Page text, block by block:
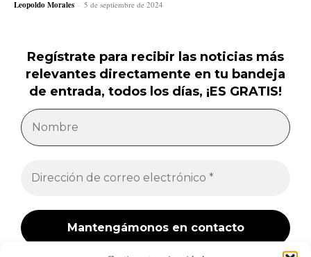
Leopoldo Morales - 5 de septiembre de 2024
Regístrate para recibir las noticias más
relevantes directamente en tu bandeja
de entrada, todos los días, ¡ES GRATIS!